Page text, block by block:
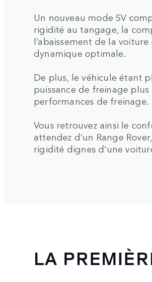
Un nouveau mode SV
rigidité au tangage, la
l’abaissement de la
dynamique optimale.
De plus, le véhicule étant
puissance de freinage
performances de freinage.
Vous retrouvez ainsi le
attendez d’un Range
rigidité dignes d’une
LA